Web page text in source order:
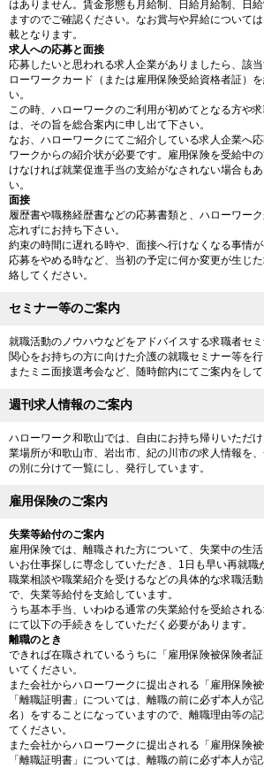
はありません。賃金形態も月給制、日給月給制、日
ますのでご確認ください。なお賞与や昇給について
載となります。
求人への応募と面接
応募したいと思われる求人企業がありましたら、該
ローワークカード（または雇用保険受給資格者証）
い。
この時、ハローワークのご利用が初めてとなる方や
は、その旨を総合案内に申し出て下さい。
なお、ハローワークにてご紹介している求人企業へ
ワークからの紹介状が必要です。雇用保険を受給中
けなければ就業促進手当の支給がなされない場合も
い。
面接
履歴書や職務経歴書などの応募書類と、ハローワー
忘れずにお持ち下さい。
約束の時間に遅れる時や、面接へ行けなくなる事情
応募をやめる時など、当初の予定に何か変更が生じ
絡してください。
セミナー等のご案内
就職活動のノウハウなどをアドバイスする求職者セ
関心をお持ちの方に向けた介護の就職セミナー等を行
またミニ面接選考会など、随時館内にてご案内をして
週刊求人情報のご案内
ハローワーク和歌山では、自由にお持ち帰りいただ
業場所が和歌山市、岩出市、紀の川市の求人情報を
の別に分けて一覧にし、発行しています。
雇用保険のご案内
失業等給付のご案内
雇用保険では、離職された方について、失業中の生
いお仕事探しに専念していただき、1日も早い再就職
職業相談や職業紹介を受けるなどの具体的な求職活
で、失業等給付を支給しています。
うち基本手当、いわゆる通常の失業給付を受給され
にて以下の手続きをしていただく必要があります。
離職のとき
できれば在職されているうちに「雇用保険被保険者
いてください。
また会社からハローワークに提出される「雇用保険
「離職証明書」については、離職の前に必ず本人が
名）をすることになっていますので、離職理由等の
てください。
また会社からハローワークに提出される「雇用保険
「離職証明書」については、離職の前に必ず本人が